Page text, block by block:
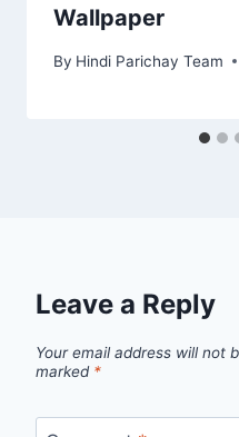
Wallpaper
By Hindi Parichay Team
Leave a Reply
Your email address will not
marked *